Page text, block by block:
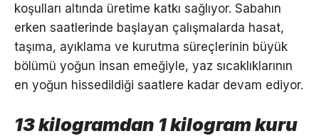
koşulları altında üretime katkı sağlıyor. Sabahın
erken saatlerinde başlayan çalışmalarda hasat,
taşıma, ayıklama ve kurutma süreçlerinin büyük
bölümü yoğun insan emeğiyle, yaz sıcaklıklarının
en yoğun hissedildiği saatlere kadar devam ediyor.
13 kilogramdan 1 kilogram kuru